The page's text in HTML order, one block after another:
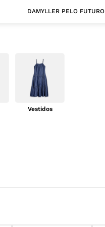
DAMYLLER PELO FUTURO
Vestidos